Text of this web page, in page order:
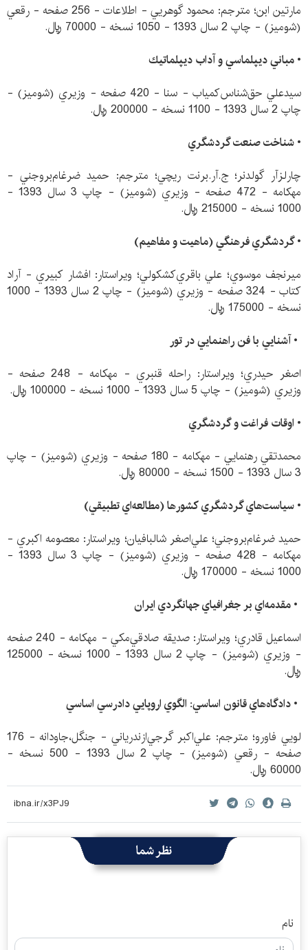
مارتين ابن؛ مترجم: محمود گوهريي - اطلاعات - 256 صفحه - رقعي
(شوميز) - چاپ 2 سال 1393 - 1050 نسخه - 70000 ريال.
• مباني ديپلماسي و آداب ديپلماتيك
سيدعلي حق‌شناس‌كمياب - سنا - 420 صفحه - وزيري (شوميز) -
چاپ 2 سال 1393 - 1100 نسخه - 200000 ريال.
• شناخت صنعت گردشگري
چارلزآر گولدنر؛ ج.آر.برنت ريچي؛ مترجم: حميد ضرغام‌بروجني -
مهكامه - 472 صفحه - وزيري (شوميز) - چاپ 3 سال 1393 -
1000 نسخه - 215000 ريال.
• گردشگري فرهنگي (ماهيت و مفاهيم)
ميرنجف موسوي؛ علي باقري‌كشكولي؛ ويراستار: افشار كبيري - آراد
كتاب - 324 صفحه - وزيري (شوميز) - چاپ 2 سال 1393 - 1000
نسخه - 175000 ريال.
• آشنايي با فن راهنمايي در تور
اصغر حيدري؛ ويراستار: راحله قنبري - مهكامه - 248 صفحه -
وزيري (شوميز) - چاپ 5 سال 1393 - 1000 نسخه - 100000 ريال.
• اوقات فراغت و گردشگري
محمدتقي رهنمايي - مهكامه - 180 صفحه - وزيري (شوميز) - چاپ
3 سال 1393 - 1500 نسخه - 80000 ريال.
• سياست‌هاي گردشگري كشورها (مطالعه‌اي تطبيقي)
حميد ضرغام‌بروجني؛ علي‌اصغر شالبافيان؛ ويراستار: معصومه اكبري -
مهكامه - 428 صفحه - وزيري (شوميز) - چاپ 3 سال 1393 -
1000 نسخه - 170000 ريال.
• مقدمه‌اي بر جغرافياي جهانگردي ايران
اسماعيل قادري؛ ويراستار: صديقه صادقي‌مكي - مهكامه - 240 صفحه
- وزيري (شوميز) - چاپ 2 سال 1393 - 1000 نسخه - 125000
ريال.
• دادگاه‌هاي قانون اساسي: الگوي اروپايي دادرسي اساسي
لويي فاورو؛ مترجم: علي‌اكبر گرجي‌ازندرياني - جنگل،جاودانه - 176
صفحه - رقعي (شوميز) - چاپ 2 سال 1393 - 500 نسخه -
60000 ريال.
نظر شما
نام